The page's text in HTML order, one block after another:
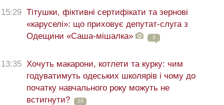
15:29 Тітушки, фіктивні сертифікати та зернові
«каруселі»: що приховує депутат-слуга з
Одещини «Саша-мішалка»
3
13:35 Хочуть макарони, котлети та курку: чим
годуватимуть одеських школярів і чому до
початку навчального року можуть не
встигнути?
16